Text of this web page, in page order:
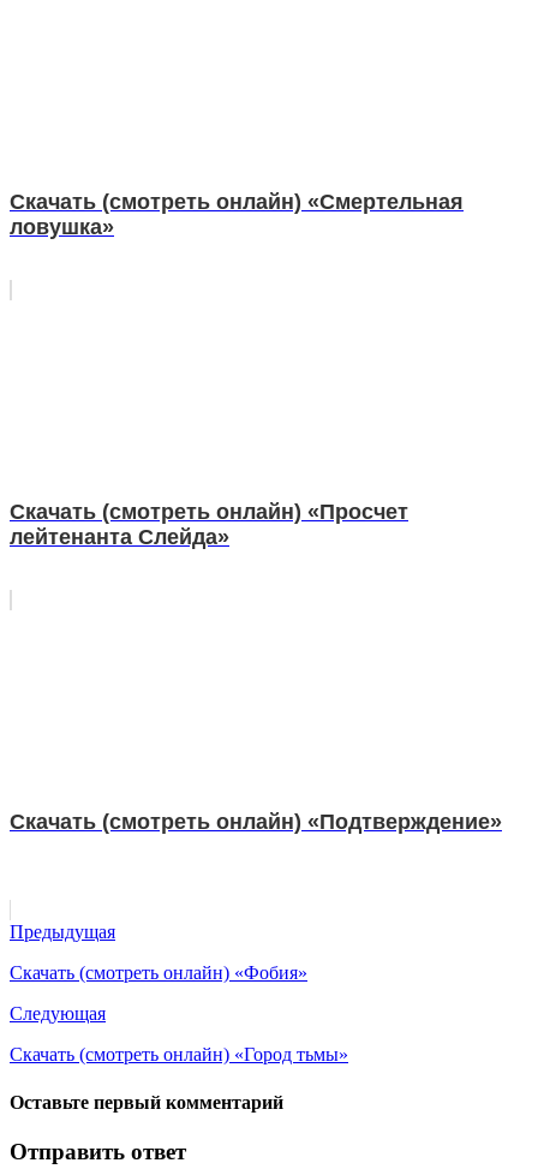
Скачать (смотреть онлайн) «Смертельная
ловушка»
Скачать (смотреть онлайн) «Просчет
лейтенанта Слейда»
Скачать (смотреть онлайн) «Подтверждение»
Предыдущая
Скачать (смотреть онлайн) «Фобия»
Следующая
Скачать (смотреть онлайн) «Город тьмы»
Оставьте первый комментарий
Отправить ответ